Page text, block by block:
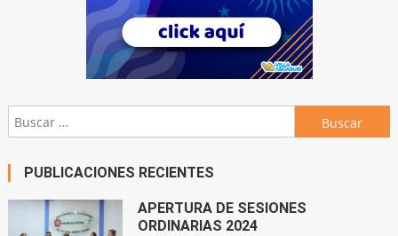
Buscar:
PUBLICACIONES RECIENTES
APERTURA DE SESIONES
ORDINARIAS 2024